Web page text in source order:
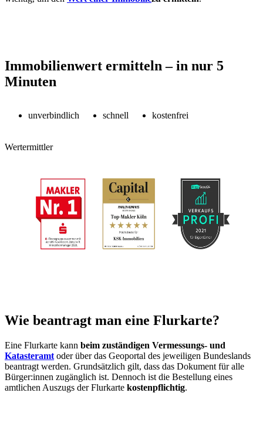
Immobilienwert ermitteln – in nur 5
Minuten
unverbindlich schnell kostenfrei
Wertermittler
Wie beantragt man eine Flurkarte?
Eine Flurkarte kann beim zuständigen Vermessungs- und
Katasteramt oder über das Geoportal des jeweiligen Bundeslands
beantragt werden. Grundsätzlich gilt, dass das Dokument für alle
Bürger:innen zugänglich ist. Dennoch ist die Bestellung eines
amtlichen Auszugs der Flurkarte kostenpflichtig.